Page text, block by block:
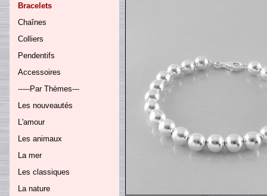
Bracelets
Chaînes
Colliers
Pendentifs
Accessoires
-----Par Thèmes---
Les nouveautés
L'amour
Les animaux
La mer
Les classiques
La nature